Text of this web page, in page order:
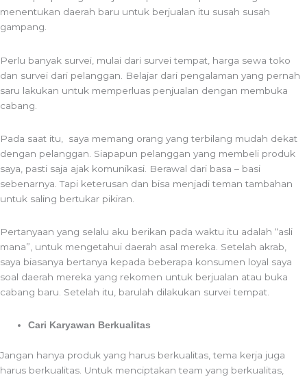
menentukan daerah baru untuk berjualan itu susah susah
gampang.
Perlu banyak survei, mulai dari survei tempat, harga sewa toko
dan survei dari pelanggan. Belajar dari pengalaman yang pernah
saru lakukan untuk memperluas penjualan dengan membuka
cabang.
Pada saat itu, saya memang orang yang terbilang mudah dekat
dengan pelanggan. Siapapun pelanggan yang membeli produk
saya, pasti saja ajak komunikasi. Berawal dari basa – basi
sebenarnya. Tapi keterusan dan bisa menjadi teman tambahan
untuk saling bertukar pikiran.
Pertanyaan yang selalu aku berikan pada waktu itu adalah “asli
mana”, untuk mengetahui daerah asal mereka. Setelah akrab,
saya biasanya bertanya kepada beberapa konsumen loyal saya
soal daerah mereka yang rekomen untuk berjualan atau buka
cabang baru. Setelah itu, barulah dilakukan survei tempat.
Cari Karyawan Berkualitas
Jangan hanya produk yang harus berkualitas, tema kerja juga
harus berkualitas. Untuk menciptakan team yang berkualitas,